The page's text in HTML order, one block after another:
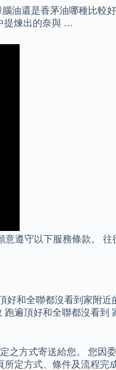
油還是香茅油哪種比較
提煉出的奈與 …
遵守以下服務條款。
好和全聯都沒看到家附
遍頂好和全聯都沒看到
之方式寄送給您。 您因
定方式、條件及流程完